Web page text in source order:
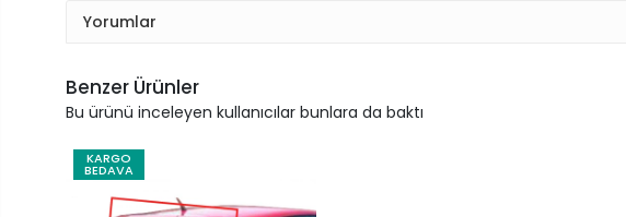
Yorumlar
Benzer Ürünler
Bu ürünü inceleyen kullanıcılar bunlara da baktı
KARGO
BEDAVA